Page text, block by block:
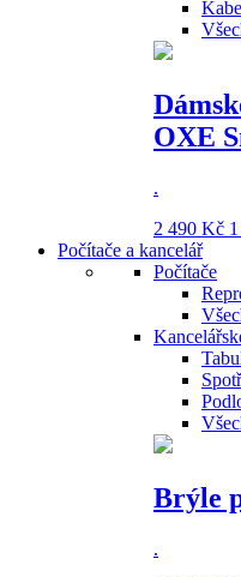
OXE
.
2 490 Kč
Počítače a kancelář
Počítače
Brýle
.